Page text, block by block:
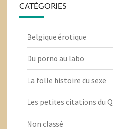
CATÉGORIES
Belgique érotique
Du porno au labo
La folle histoire du sexe
Les petites citations du Q
Non classé